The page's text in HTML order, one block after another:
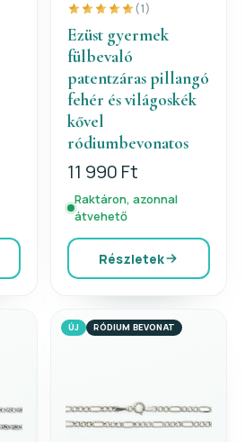
(1)
Ezüst gyermek
fülbevaló
patentzáras pillangó
fehér és világoskék
kővel
ródiumbevonatos
11 990 Ft
Raktáron, azonnal
átvehető
Részletek
ÚJ RÓDIUM BEVONAT